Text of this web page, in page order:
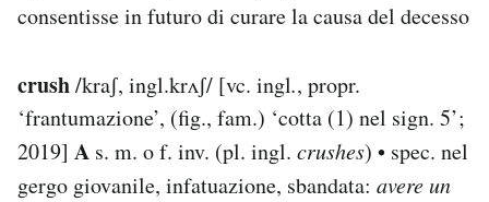
consentisse in futuro di curare la causa del decesso
crush/kraʃ, ingl.krʌʃ/ [vc. ingl., propr.
‘frantumazione’, (fig., fam.) ‘cotta (1) nel sign. 5’;
2019] A s. m. o f. inv. (pl. ingl. crushes) • spec. nel
gergo giovanile, infatuazione, sbandata: avere un